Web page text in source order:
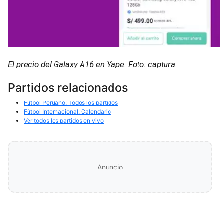
El precio del Galaxy A16 en Yape. Foto: captura.
Partidos relacionados
Fútbol Peruano: Todos los partidos
Fútbol Internacional: Calendario
Ver todos los partidos en vivo
Anuncio